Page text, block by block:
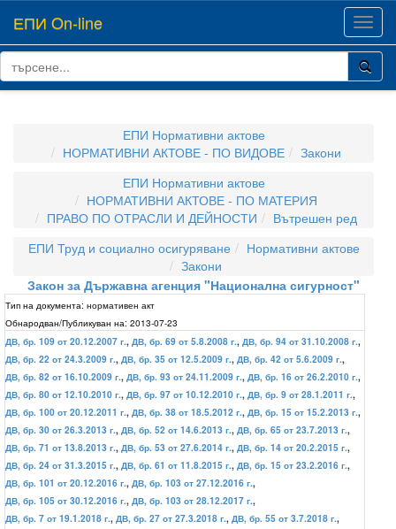
ЕПИ On-line
ЕПИ Нормативни актове
НОРМАТИВНИ АКТОВЕ - ПО ВИДОВЕ
Закони
ЕПИ Нормативни актове
НОРМАТИВНИ АКТОВЕ - ПО МАТЕРИЯ
ПРАВО ПО ОТРАСЛИ И ДЕЙНОСТИ
Вътрешен ред
ЕПИ Труд и социално осигуряване
Нормативни актове
Закони
Закон за Държавна агенция "Национална сигурност"
Тип на документа: нормативен акт
Обнародван/Публикуван на: 2013-07-23
ДВ, бр. 109 от 20.12.2007 г., ДВ, бр. 69 от 5.8.2008 г., ДВ, бр. 94 от 31.10.2008 г.,
ДВ, бр. 22 от 24.3.2009 г., ДВ, бр. 35 от 12.5.2009 г., ДВ, бр. 42 от 5.6.2009 г.,
ДВ, бр. 82 от 16.10.2009 г., ДВ, бр. 93 от 24.11.2009 г., ДВ, бр. 16 от 26.2.2010 г.,
ДВ, бр. 80 от 12.10.2010 г., ДВ, бр. 97 от 10.12.2010 г., ДВ, бр. 9 от 28.1.2011 г.,
ДВ, бр. 100 от 20.12.2011 г., ДВ, бр. 38 от 18.5.2012 г., ДВ, бр. 15 от 15.2.2013 г.,
ДВ, бр. 30 от 26.3.2013 г., ДВ, бр. 52 от 14.6.2013 г., ДВ, бр. 65 от 23.7.2013 г.,
ДВ, бр. 71 от 13.8.2013 г., ДВ, бр. 53 от 27.6.2014 г., ДВ, бр. 14 от 20.2.2015 г.,
ДВ, бр. 24 от 31.3.2015 г., ДВ, бр. 61 от 11.8.2015 г., ДВ, бр. 15 от 23.2.2016 г.,
ДВ, бр. 101 от 20.12.2016 г., ДВ, бр. 103 от 27.12.2016 г.,
ДВ, бр. 105 от 30.12.2016 г., ДВ, бр. 103 от 28.12.2017 г.,
ДВ, бр. 7 от 19.1.2018 г., ДВ, бр. 27 от 27.3.2018 г., ДВ, бр. 55 от 3.7.2018 г.,